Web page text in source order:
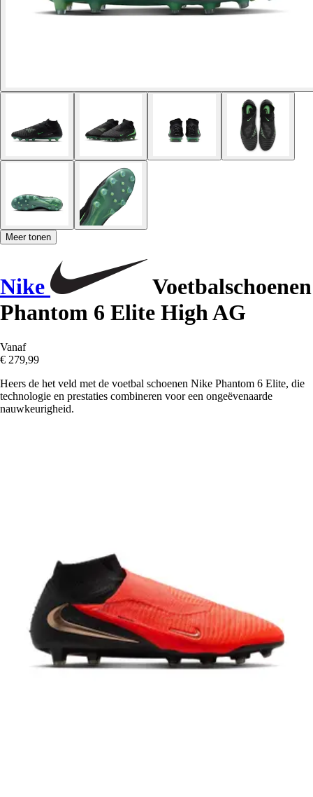
Meer tonen
Nike
Voetbalschoenen
Phantom 6 Elite High AG
Vanaf
€ 279,99
Heers de het veld met de voetbal schoenen Nike Phantom 6 Elite, die
technologie en prestaties combineren voor een ongeëvenaarde
nauwkeurigheid.